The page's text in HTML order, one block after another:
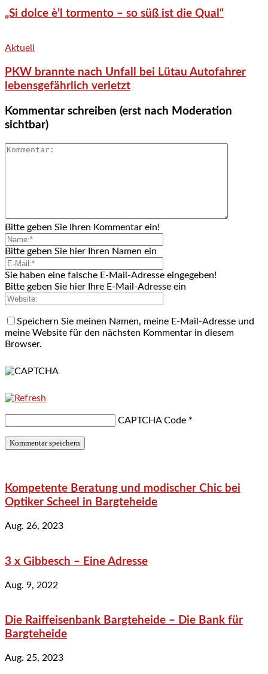
„Si dolce è’l tormento – so süß ist die Qual“
Aktuell
PKW brannte nach Unfall bei Lütau Autofahrer
lebensgefährlich verletzt
Kommentar schreiben (erst nach Moderation
sichtbar)
Bitte geben Sie Ihren Kommentar ein!
Bitte geben Sie hier Ihren Namen ein
Sie haben eine falsche E-Mail-Adresse eingegeben!
Bitte geben Sie hier Ihre E-Mail-Adresse ein
Speichern Sie meinen Namen, meine E-Mail-Adresse und
meine Website für den nächsten Kommentar in diesem
Browser.
CAPTCHA Code *
Kompetente Beratung und modischer Chic bei
Optiker Scheel in Bargteheide
Aug. 26, 2023
3 x Gibbesch – Eine Adresse
Aug. 9, 2022
Die Raiffeisenbank Bargteheide – Die Bank für
Bargteheide
Aug. 25, 2023